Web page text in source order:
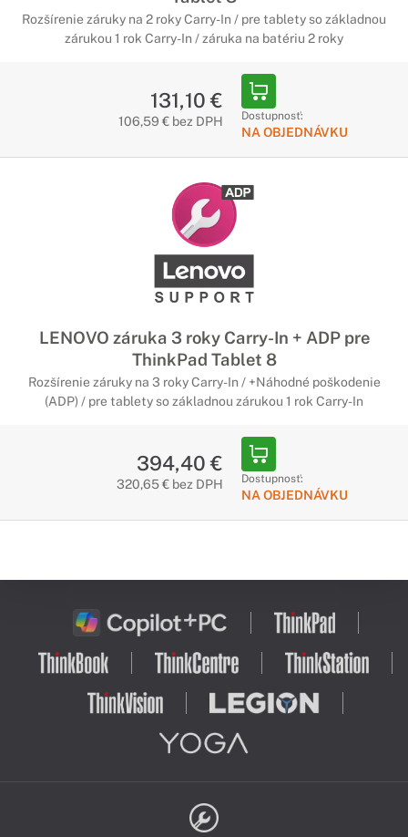
Rozšírenie záruky na 2 roky Carry-In / pre tablety so základnou
zárukou 1 rok Carry-In / záruka na batériu 2 roky
131,10 €
106,59 € bez DPH Dostupnosť:
NA OBJEDNÁVKU
LENOVO záruka 3 roky Carry-In + ADP pre
ThinkPad Tablet 8
Rozšírenie záruky na 3 roky Carry-In / +Náhodné poškodenie
(ADP) / pre tablety so základnou zárukou 1 rok Carry-In
394,40 €
320,65 € bez DPH Dostupnosť:
NA OBJEDNÁVKU